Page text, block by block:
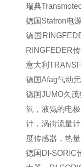
瑞典
德国 Statron电
德国
RINGFEDER传
意大利
德国Afag气动
德国JUMO久
氧，液氨的电
计，涡街流
度传感器，热
德国 DI-SORIC